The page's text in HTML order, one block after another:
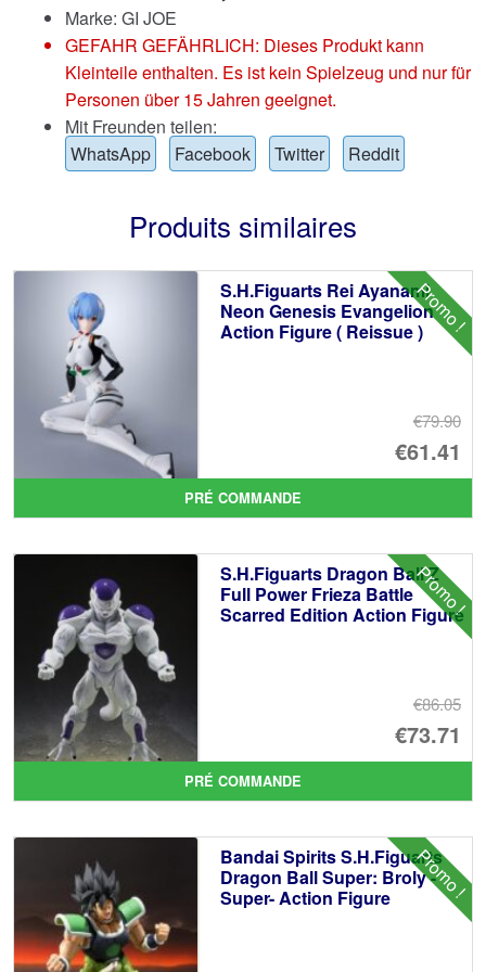
Marke: GI JOE
GEFAHR GEFÄHRLICH: Dieses Produkt kann
Kleinteile enthalten. Es ist kein Spielzeug und nur für
Personen über 15 Jahren geeignet.
Mit Freunden teilen:
WhatsApp
Facebook Twitter Reddit
Produits similaires
Promo !
S.H.Figuarts Rei Ayanami
Neon Genesis Evangelion
Action Figure ( Reissue )
€79.90
€61.41
Le
PRÉ COMMANDE
Promo !
S.H.Figuarts Dragon Ball Z
Full Power Frieza Battle
Scarred Edition Action Figure
€86.05
€73.71
Le
PRÉ COMMANDE
Promo !
Bandai Spirits S.H.Figuarts
Dragon Ball Super: Broly -
Super- Action Figure